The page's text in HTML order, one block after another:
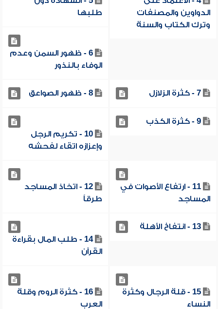
الدواوين والمصنفات
وترك الكتاب والسنة
طلبها
6 - ظهور السمن وعدم
الوفاء بالنذور
7 - كثرة الزلازل 8 - ظهور الصواعق
9 - كثرة الكذب
10 - تكريم الرجل
وإعزازه اتقاء لفحشه
11 - ارتفاع الأصوات في
المساجد
12 - اتخاذ المساجد
طرقاً
13 - انتفاخ الأهلة
14 - طلب المال بقراءة
القرآن
15 - قلة الرجال وكثرة
النساء
16 - كثرة الروم وقلة
العرب